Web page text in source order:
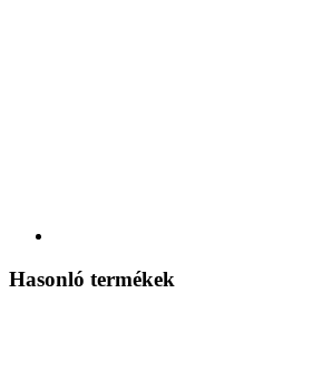
Hasonló termékek